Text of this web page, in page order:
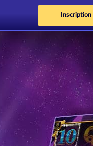
Inscription